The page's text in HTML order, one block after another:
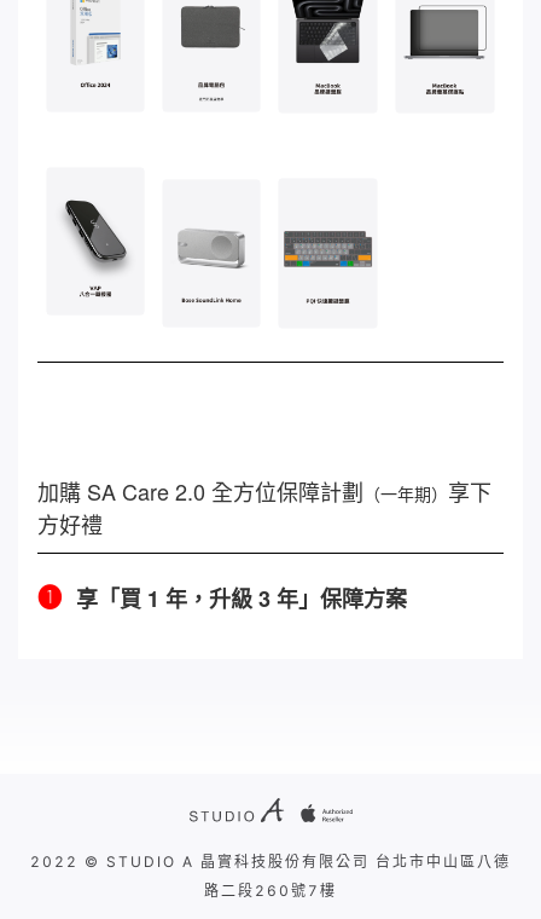
加購 SA Care 2.0 全方位保障計劃 （一年期） 享下
方好禮
❶ 享「買 1 年，升級 3 年」保障方案
2022 © STUDIO A 晶實科技股份有限公司 台北市中山區八德
路二段260號7樓